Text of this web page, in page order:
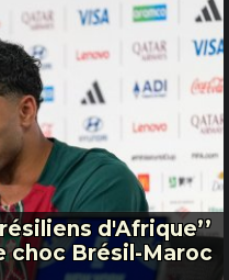
d'Afrique’’
choc Brésil-Maroc